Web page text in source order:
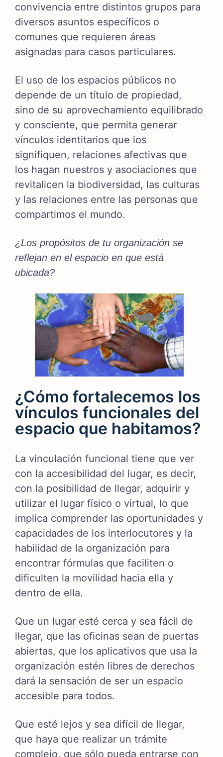
convivencia entre distintos grupos para
diversos asuntos específicos o
comunes que requieren áreas
asignadas para casos particulares.
El uso de los espacios públicos no
depende de un título de propiedad,
sino de su aprovechamiento equilibrado
y consciente, que permita generar
vínculos identitarios que los
signifiquen, relaciones afectivas que
los hagan nuestros y asociaciones que
revitalicen la biodiversidad, las culturas
y las relaciones entre las personas que
compartimos el mundo.
¿Los propósitos de tu organización se
reflejan en el espacio en que está
ubicada?
¿Cómo fortalecemos los
vínculos funcionales del
espacio que habitamos?
La vinculación funcional tiene que ver
con la accesibilidad del lugar, es decir,
con la posibilidad de llegar, adquirir y
utilizar el lugar físico o virtual, lo que
implica comprender las oportunidades y
capacidades de los interlocutores y la
habilidad de la organización para
encontrar fórmulas que faciliten o
dificulten la movilidad hacia ella y
dentro de ella.
Que un lugar esté cerca y sea fácil de
llegar, que las oficinas sean de puertas
abiertas, que los aplicativos que usa la
organización estén libres de derechos
dará la sensación de ser un espacio
accesible para todos.
Que esté lejos y sea difícil de llegar,
que haya que realizar un trámite
complejo, que sólo pueda entrarse con